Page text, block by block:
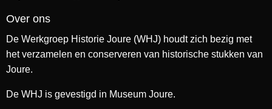
Over ons
De Werkgroep Historie Joure (WHJ) houdt zich bezig met
het verzamelen en conserveren van historische stukken van
Joure.
De WHJ is gevestigd in Museum Joure.